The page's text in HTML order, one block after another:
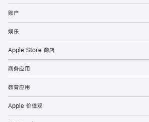
账户
娱乐
Apple Store 商店
商务应用
教育应用
Apple 价值观